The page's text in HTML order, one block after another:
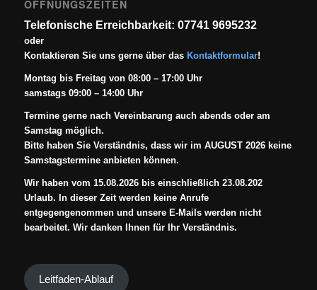
ÖFFNUNGSZEITEN
Telefonische Erreichbarkeit: 07741 9695232
oder
Kontaktieren Sie uns gerne über das Kontaktformular!
Montag bis Freitag von 08:00 – 17:00 Uhr
samstags 09:00 – 14:00 Uhr
Termine gerne nach Vereinbarung auch abends oder am
Samstag möglich.
Bitte haben Sie Verständnis, dass wir im AUGUST 2026 keine
Samstagstermine anbieten können.
Wir haben vom 15.08.2026 bis einschließlich 23.08.202
Urlaub. In dieser Zeit werden keine Anrufe
entgegengenommen und unsere E-Mails werden nicht
bearbeitet. Wir danken Ihnen für Ihr Verständnis.
Leitfaden-Ablauf